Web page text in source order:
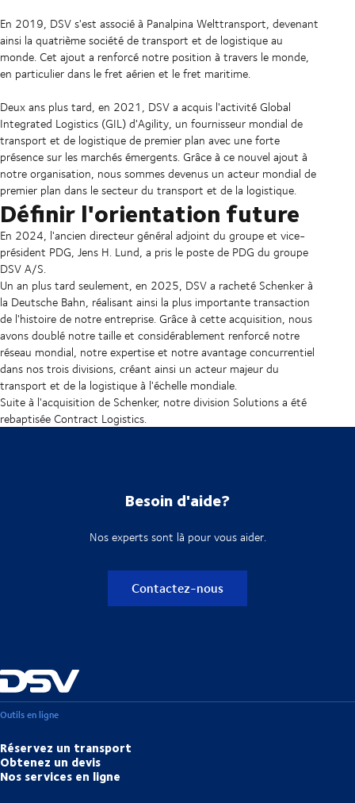
En 2019, DSV s'est associé à Panalpina Welttransport, devenant
ainsi la quatrième société de transport et de logistique au
monde. Cet ajout a renforcé notre position à travers le monde,
en particulier dans le fret aérien et le fret maritime.
Deux ans plus tard, en 2021, DSV a acquis l'activité Global
Integrated Logistics (GIL) d'Agility, un fournisseur mondial de
transport et de logistique de premier plan avec une forte
présence sur les marchés émergents. Grâce à ce nouvel ajout à
notre organisation, nous sommes devenus un acteur mondial de
premier plan dans le secteur du transport et de la logistique.
Définir l'orientation future
En 2024, l'ancien directeur général adjoint du groupe et vice-
président PDG, Jens H. Lund, a pris le poste de PDG du groupe
DSV A/S.
Un an plus tard seulement, en 2025, DSV a racheté Schenker à
la Deutsche Bahn, réalisant ainsi la plus importante transaction
de l'histoire de notre entreprise. Grâce à cette acquisition, nous
avons doublé notre taille et considérablement renforcé notre
réseau mondial, notre expertise et notre avantage concurrentiel
dans nos trois divisions, créant ainsi un acteur majeur du
transport et de la logistique à l'échelle mondiale.
Suite à l'acquisition de Schenker, notre division Solutions a été
rebaptisée Contract Logistics.
Besoin d'aide?
Nos experts sont là pour vous aider.
Contactez-nous
Outils en ligne
Réservez un transport
Obtenez un devis
Nos services en ligne